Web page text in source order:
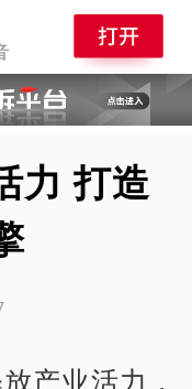
力 打造
产业活力，